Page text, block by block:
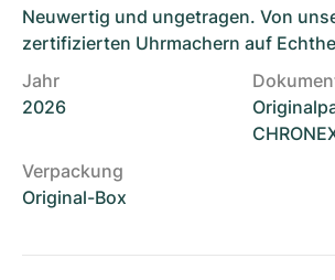
Neuwertig und ungetragen. Von
zertifizierten Uhrmachern auf
Jahr
2026
Verpackung
Original-Box